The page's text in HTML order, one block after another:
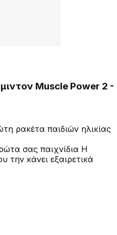
ρακέτα παιδιών ηλικίας
σας παιχνίδια Η
την κάνει εξαιρετικά